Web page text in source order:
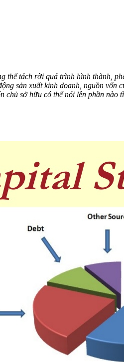
thể tách rời quá trình hình thành,
sản xuất kinh doanh, nguồn
sở hữu có thể nói lên phần